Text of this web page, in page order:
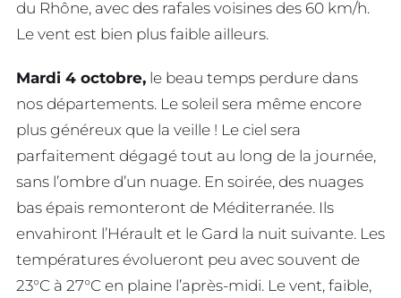
du Rhône, avec des rafales voisines des 60 km/h.
Le vent est bien plus faible ailleurs.
Mardi 4 octobre, le beau temps perdure dans
nos départements. Le soleil sera même encore
plus généreux que la veille ! Le ciel sera
parfaitement dégagé tout au long de la journée,
sans l’ombre d’un nuage. En soirée, des nuages
bas épais remonteront de Méditerranée. Ils
envahiront l’Hérault et le Gard la nuit suivante. Les
températures évolueront peu avec souvent de
23°C à 27°C en plaine l’après-midi. Le vent, faible,